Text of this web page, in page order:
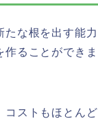
たな根を出す能力
ることができま
コストもほとんど